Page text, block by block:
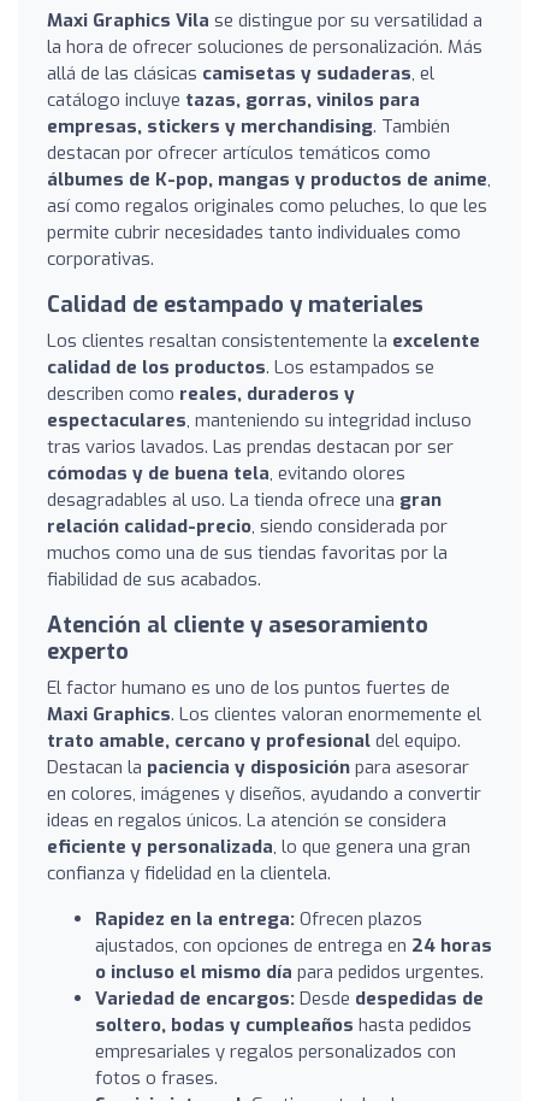
Maxi Graphics Vila se distingue por su versatilidad a
la hora de ofrecer soluciones de personalización. Más
allá de las clásicas camisetas y sudaderas, el
catálogo incluye tazas, gorras, vinilos para
empresas, stickers y merchandising. También
destacan por ofrecer artículos temáticos como
álbumes de K-pop, mangas y productos de anime,
así como regalos originales como peluches, lo que les
permite cubrir necesidades tanto individuales como
corporativas.
Calidad de estampado y materiales
Los clientes resaltan consistentemente la excelente
calidad de los productos. Los estampados se
describen como reales, duraderos y
espectaculares, manteniendo su integridad incluso
tras varios lavados. Las prendas destacan por ser
cómodas y de buena tela, evitando olores
desagradables al uso. La tienda ofrece una gran
relación calidad-precio, siendo considerada por
muchos como una de sus tiendas favoritas por la
fiabilidad de sus acabados.
Atención al cliente y asesoramiento
experto
El factor humano es uno de los puntos fuertes de
Maxi Graphics. Los clientes valoran enormemente el
trato amable, cercano y profesional del equipo.
Destacan la paciencia y disposición para asesorar
en colores, imágenes y diseños, ayudando a convertir
ideas en regalos únicos. La atención se considera
eficiente y personalizada, lo que genera una gran
confianza y fidelidad en la clientela.
Rapidez en la entrega: Ofrecen plazos
ajustados, con opciones de entrega en 24 horas
o incluso el mismo día para pedidos urgentes.
Variedad de encargos: Desde despedidas de
soltero, bodas y cumpleaños hasta pedidos
empresariales y regalos personalizados con
fotos o frases.